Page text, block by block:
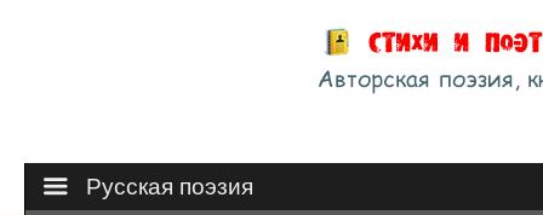
Русская поэзия